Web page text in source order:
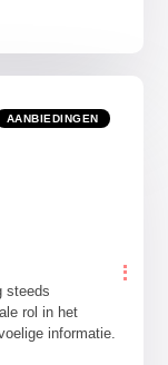
AANBIEDINGEN
steeds
rol in het
informatie.